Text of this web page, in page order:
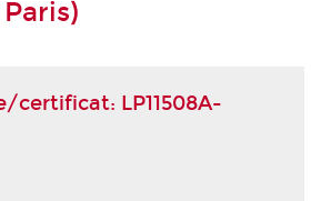
certificat: LP11508A-